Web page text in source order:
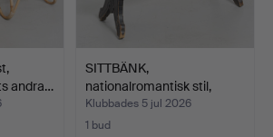
andra…
SITTBÄNK,
nationalromantisk stil,
1900-tal…
Klubbades 5 jul 2026
1 bud